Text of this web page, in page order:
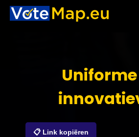
📋 Link kopiëren